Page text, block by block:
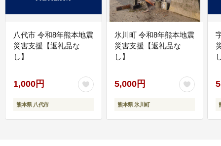
八代市 令和8年熊本地震
災害支援【返礼品な
し】
1,000円
熊本県 八代市
氷川町 令和8年熊本地震
災害支援【返礼品な
し】
5,000円
熊本県 氷川町